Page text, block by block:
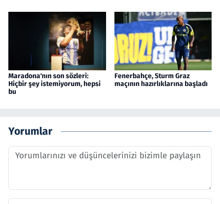
Maradona'nın son sözleri:
Hiçbir şey istemiyorum, hepsi
bu
Fenerbahçe, Sturm Graz
maçının hazırlıklarına başladı
Yorumlar